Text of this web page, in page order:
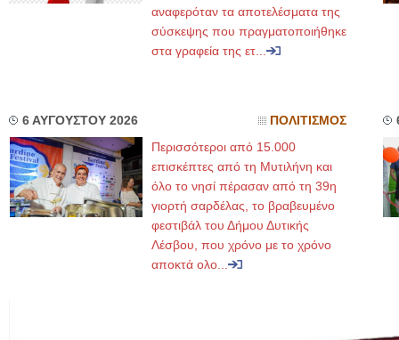
αναφερόταν τα αποτελέσματα της
σύσκεψης που πραγματοποιήθηκε
στα γραφεία της ετ...
6 ΑΥΓΟΥΣΤΟΥ 2026 ΠΟΛΙΤΙΣΜΟΣ
Περισσότεροι από 15.000
επισκέπτες από τη Μυτιλήνη και
όλο το νησί πέρασαν από τη 39η
γιορτή σαρδέλας, το βραβευμένο
φεστιβάλ του Δήμου Δυτικής
Λέσβου, που χρόνο με το χρόνο
αποκτά ολο...